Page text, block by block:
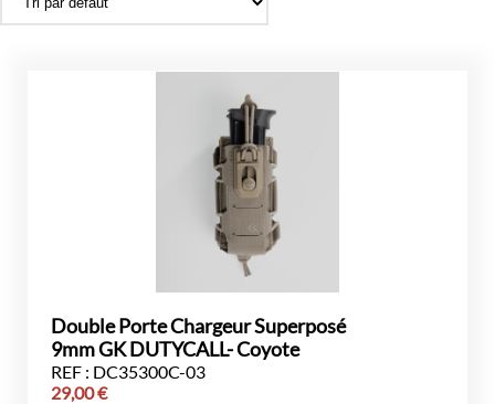
Double Porte Chargeur Superposé
9mm GK DUTYCALL- Coyote
REF : DC35300C-03
29,00€